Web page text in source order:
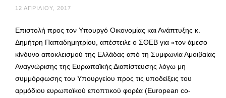
12 ΑΠΡΙΛΊΟΥ, 2017
Επιστολή προς τον Υπουργό Οικονομίας και Ανάπτυξης κ.
Δημήτρη Παπαδημητρίου, απέστειλε ο ΣΘΕΒ για «τον άμεσο
κίνδυνο αποκλεισμού της Ελλάδας από τη Συμφωνία Αμοιβαίας
Αναγνώρισης της Ευρωπαϊκής Διαπίστευσης λόγω μη
συμμόρφωσης του Υπουργείου προς τις υποδείξεις του
αρμόδιου ευρωπαϊκού εποπτικού φορέα (European co-